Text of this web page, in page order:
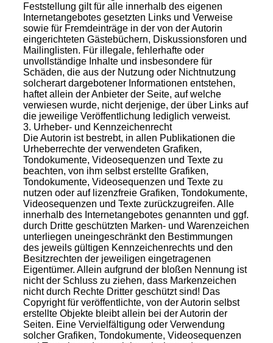
Feststellung gilt für alle innerhalb des eigenen
Internetangebotes gesetzten Links und Verweise
sowie für Fremdeinträge in der von der Autorin
eingerichteten Gästebüchern, Diskussionsforen und
Mailinglisten. Für illegale, fehlerhafte oder
unvollständige Inhalte und insbesondere für
Schäden, die aus der Nutzung oder Nichtnutzung
solcherart dargebotener Informationen entstehen,
haftet allein der Anbieter der Seite, auf welche
verwiesen wurde, nicht derjenige, der über Links auf
die jeweilige Veröffentlichung lediglich verweist.
3. Urheber- und Kennzeichenrecht
Die Autorin ist bestrebt, in allen Publikationen die
Urheberrechte der verwendeten Grafiken,
Tondokumente, Videosequenzen und Texte zu
beachten, von ihm selbst erstellte Grafiken,
Tondokumente, Videosequenzen und Texte zu
nutzen oder auf lizenzfreie Grafiken, Tondokumente,
Videosequenzen und Texte zurückzugreifen. Alle
innerhalb des Internetangebotes genannten und ggf.
durch Dritte geschützten Marken- und Warenzeichen
unterliegen uneingeschränkt den Bestimmungen
des jeweils gültigen Kennzeichenrechts und den
Besitzrechten der jeweiligen eingetragenen
Eigentümer. Allein aufgrund der bloßen Nennung ist
nicht der Schluss zu ziehen, dass Markenzeichen
nicht durch Rechte Dritter geschützt sind! Das
Copyright für veröffentlichte, von der Autorin selbst
erstellte Objekte bleibt allein bei der Autorin der
Seiten. Eine Vervielfältigung oder Verwendung
solcher Grafiken, Tondokumente, Videosequenzen